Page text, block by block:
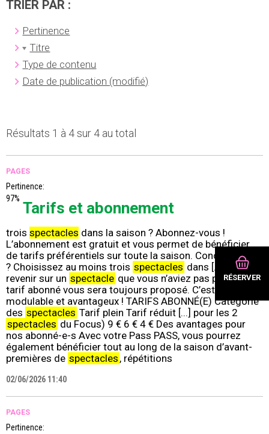
RÉSERVER
TRIER PAR :
Pertinence
Titre
Type de contenu
Date de publication (modifié)
Résultats 1 à 4 sur 4 au total
PAGES
Pertinence:
97%
Tarifs et abonnement
trois spectacles dans la saison ? Abonnez-vous !
L’abonnement est gratuit et vous permet de bénéficier
de tarifs préférentiels sur toute la saison. Concrètement
? Choisissez au moins trois spectacles dans [...] de
revenir sur un spectacle que vous n’aviez pas prévu, le
tarif abonné vous sera toujours proposé. C’est simple,
modulable et avantageux ! TARIFS ABONNÉ(E) Catégorie
des spectacles Tarif plein Tarif réduit [...] pour les 2
spectacles du Focus) 9 € 6 € 4 € Des avantages pour
nos abonné-e-s Avec votre Pass PASS, vous pourrez
également bénéficier tout au long de la saison d’avant-
premières de spectacles , répétitions
02/06/2026 11:40
PAGES
Pertinence: